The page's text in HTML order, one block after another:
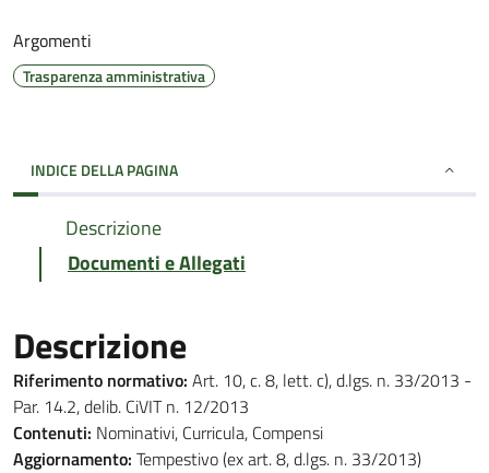
Argomenti
Trasparenza amministrativa
INDICE DELLA PAGINA
Descrizione
Documenti e Allegati
Descrizione
Riferimento normativo: Art. 10, c. 8, lett. c), d.lgs. n. 33/2013 -
Par. 14.2, delib. CiVIT n. 12/2013
Contenuti: Nominativi, Curricula, Compensi
Aggiornamento: Tempestivo (ex art. 8, d.lgs. n. 33/2013)